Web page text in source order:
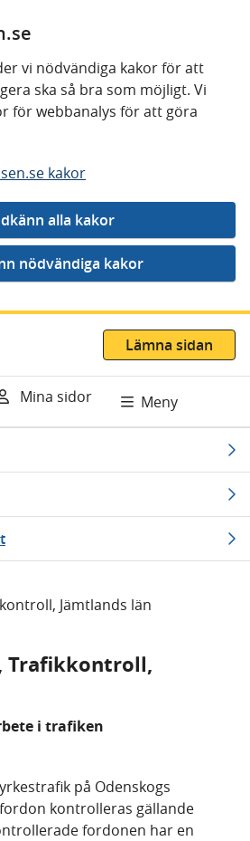
vi nödvändiga kakor för att
ska så bra som möjligt. Vi
för webbanalys för att göra
kakor
Lämna sidan
Mina sidor Meny
Jämtlands län
Trafikkontroll,
i trafiken
på Odenskogs
kontrolleras gällande
fordonen har en